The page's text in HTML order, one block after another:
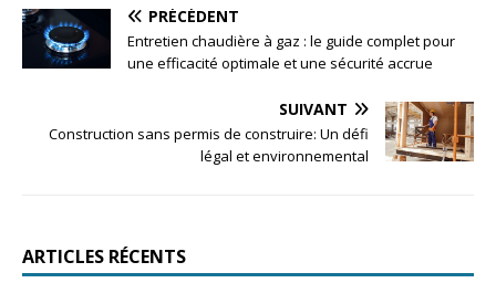
PRÉCÉDENT
Entretien chaudière à gaz : le guide complet pour
une efficacité optimale et une sécurité accrue
SUIVANT
Construction sans permis de construire: Un défi
légal et environnemental
ARTICLES RÉCENTS